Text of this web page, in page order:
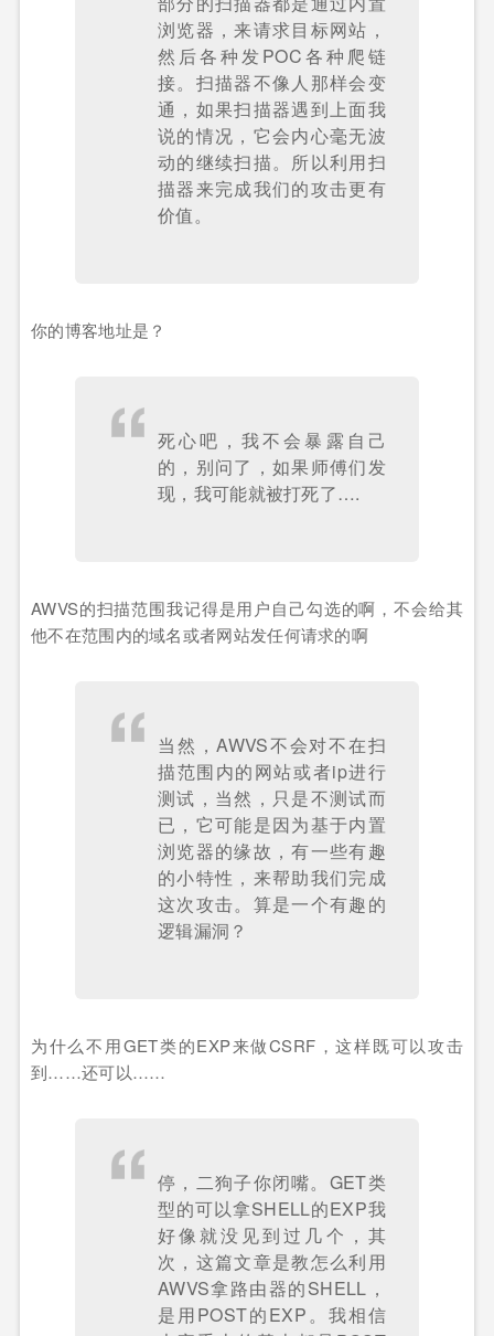
浏览器，来请求目标网站，
然后各种发POC各种爬链
接。扫描器不像人那样会变
通，如果扫描器遇到上面我
说的情况，它会内心毫无波
动的继续扫描。所以利用扫
描器来完成我们的攻击更有
价值。
你的博客地址是？
死心吧，我不会暴露自己
的，别问了，如果师傅们发
现，我可能就被打死了….
AWVS的扫描范围我记得是用户自己勾选的啊，不会给其
他不在范围内的域名或者网站发任何请求的啊
当然，AWVS不会对不在扫
描范围内的网站或者ip进行
测试，当然，只是不测试而
已，它可能是因为基于内置
浏览器的缘故，有一些有趣
的小特性，来帮助我们完成
这次攻击。算是一个有趣的
逻辑漏洞？
为什么不用GET类的EXP来做CSRF，这样既可以攻击
到……还可以……
停，二狗子你闭嘴。GET类
型的可以拿SHELL的EXP我
好像就没见到过几个，其
次，这篇文章是教怎么利用
AWVS拿路由器的SHELL，
是用POST的EXP。我相信